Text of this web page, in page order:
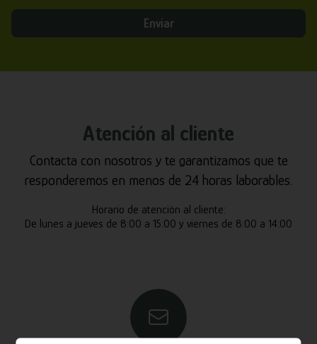
Enviar
Atención al cliente
Contacta con nosotros y te garantizamos que te
responderemos en menos de 24 horas laborables.
Horario de atención al cliente:
De lunes a jueves de 8:00 a 15:00 y viernes de 8:00 a 14:00